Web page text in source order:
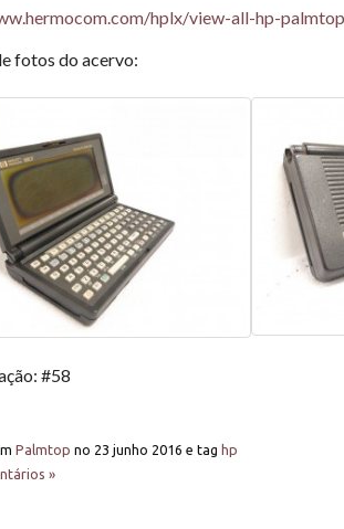
hplx/view-all-hp-
fotos do acervo:
#58
Palmtop no 23 junho 2016 e tag hp
»